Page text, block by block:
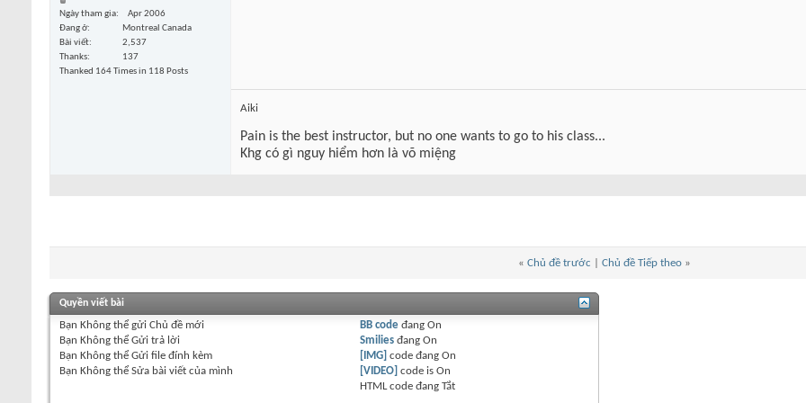
Ngày tham gia
Apr 2006
Đang ở
Montreal Canada
Bài viết
2,537
Thanks
137
Thanked 164 Times in 118 Posts
Aiki
Pain is the best instructor, but no one wants to go to his class...
Khg có gì nguy hiểm hơn là võ miệng
« Chủ đề trước Chủ đề Tiếp theo »
Quyền viết bài
Bạn Không thể gửi Chủ đề mới
Bạn Không thể Gửi trả lời
Bạn Không thể Gửi file đính kèm
Bạn Không thể Sửa bài viết của mình
BB code đangOn
Smilies đangOn
[IMG] code đangOn
[VIDEO] code isOn
HTML code đangTắt